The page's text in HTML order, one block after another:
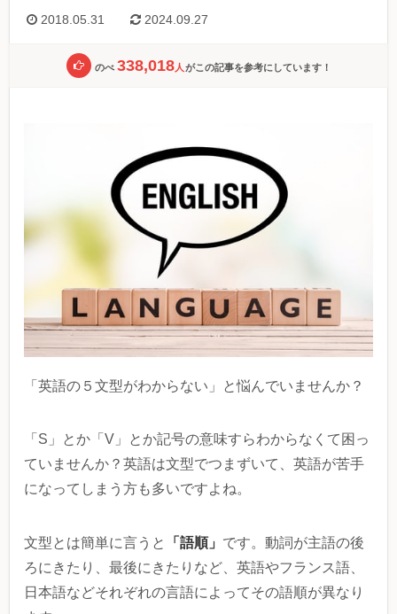
2018.05.31 2024.09.27
のべ 338,018人 がこの記事を参考にしています！
「英語の５文型がわからない」と悩んでいませんか？
「S」とか「V」とか記号の意味すらわからなくて困っ
ていませんか？英語は文型でつまずいて、英語が苦手
になってしまう方も多いですよね。
文型とは簡単に言うと 「語順」 です。動詞が主語の後
ろにきたり、最後にきたりなど、英語やフランス語、
日本語などそれぞれの言語によってその語順が異なり